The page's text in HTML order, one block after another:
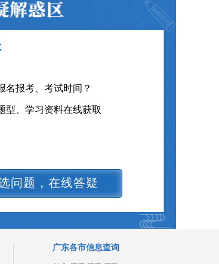
班型及费用？
名报考、考试时间？
型、学习资料在线获取
问题，在线答疑
广东各市信息查询